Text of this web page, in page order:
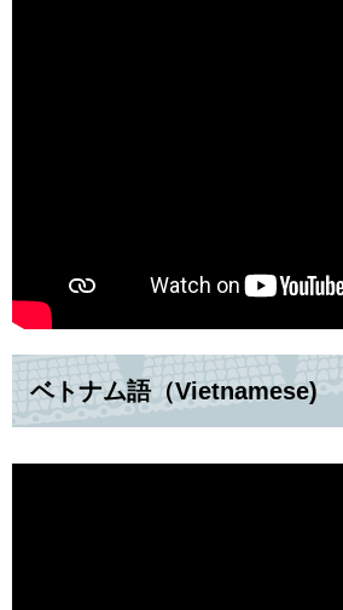
ベトナム語（Vietnamese)